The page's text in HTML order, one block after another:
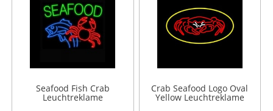
Seafood Fish Crab
Leuchtreklame
Crab Seafood Logo Oval
Yellow Leuchtreklame